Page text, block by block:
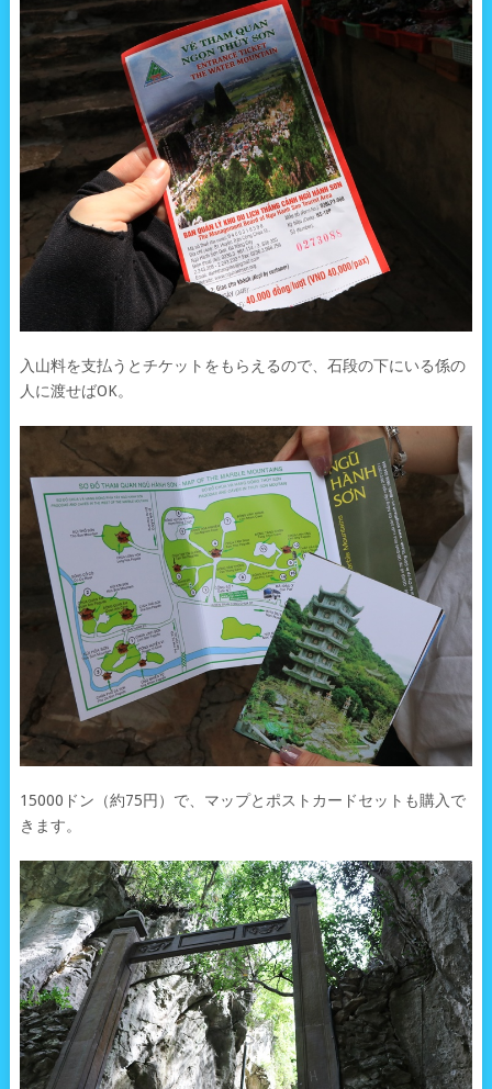
入山料を支払うとチケットをもらえるので、石段の下にいる係の
人に渡せばOK。
15000ドン（約75円）で、マップとポストカードセットも購入で
きます。